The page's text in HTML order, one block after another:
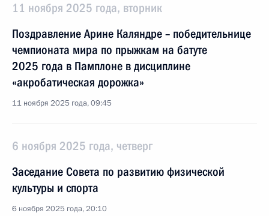
11 ноября 2025 года, вторник
Поздравление Aрине Каляндре – победительнице
чемпионата мира по прыжкам на батуте
2025 года в Памплоне в дисциплине
«акробатическая дорожка»
11 ноября 2025 года, 09:45
6 ноября 2025 года, четверг
Заседание Совета по развитию физической
культуры и спорта
6 ноября 2025 года, 20:10